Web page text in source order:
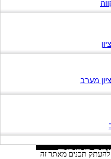
להעתק תכנים מאתר זה